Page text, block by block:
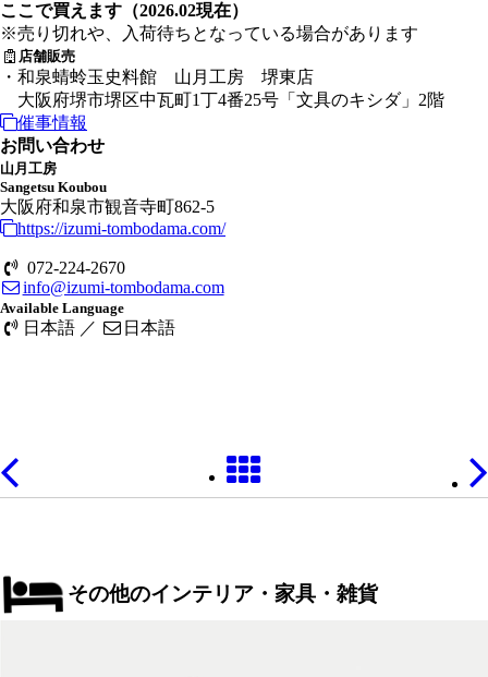
ここで買えます（2026.02現在）
※売り切れや、入荷待ちとなっている場合があります
店舗販売
・和泉蜻蛉玉史料館 山月工房 堺東店
大阪府堺市堺区中瓦町1丁4番25号「文具のキシダ」2階
催事情報
お問い合わせ
山月工房
Sangetsu Koubou
大阪府和泉市観音寺町862-5
https://izumi-tombodama.com/
072-224-2670
info@izumi-tombodama.com
Available Language
日本語 ／ 日本語
その他のインテリア・家具・雑貨